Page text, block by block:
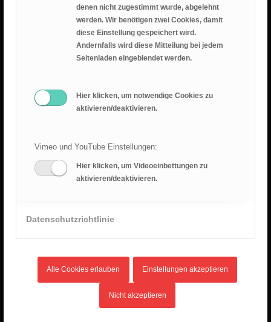
denen nicht zugestimmt wurde, abgelehnt
werden. Wir benötigen zwei Cookies, damit
diese Einstellung gespeichert wird.
Andernfalls wird diese Mitteilung bei jedem
Seitenladen eingeblendet werden.
Hier klicken, um notwendige Cookies zu
aktivieren/deaktivieren.
Vimeo und YouTube Einstellungen:
Hier klicken, um Videoeinbettungen zu
aktivieren/deaktivieren.
Datenschutzrichtlinie
Alle Cookies erlauben Einstellungen akzeptieren
Nicht akzeptieren
Epheserbrief Teil 5
Epheserbrief Teil 4
RANGER BLOG
Unlimited Camp 2025